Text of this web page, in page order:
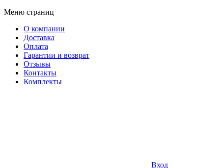
Меню страниц
О компании
Доставка
Оплата
Гарантии и возврат
Отзывы
Контакты
Комплекты
Вход